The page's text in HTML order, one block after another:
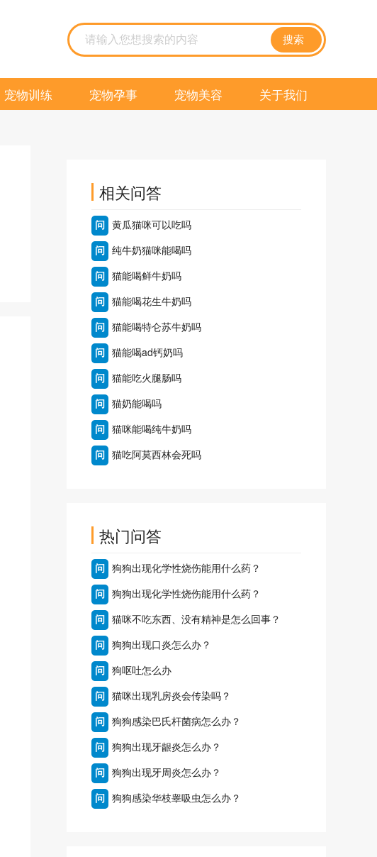
搜索
宠物训练 宠物孕事 宠物美容 关于我们
相关问答
问 黄瓜猫咪可以吃吗
问 纯牛奶猫咪能喝吗
问 猫能喝鲜牛奶吗
问 猫能喝花生牛奶吗
问 猫能喝特仑苏牛奶吗
问 猫能喝ad钙奶吗
问 猫能吃火腿肠吗
问 猫奶能喝吗
问 猫咪能喝纯牛奶吗
问 猫吃阿莫西林会死吗
热门问答
问 狗狗出现化学性烧伤能用什么药？
问 狗狗出现化学性烧伤能用什么药？
问 猫咪不吃东西、没有精神是怎么回事？
问 狗狗出现口炎怎么办？
问 狗呕吐怎么办
问 猫咪出现乳房炎会传染吗？
问 狗狗感染巴氏杆菌病怎么办？
问 狗狗出现牙龈炎怎么办？
问 狗狗出现牙周炎怎么办？
问 狗狗感染华枝睾吸虫怎么办？